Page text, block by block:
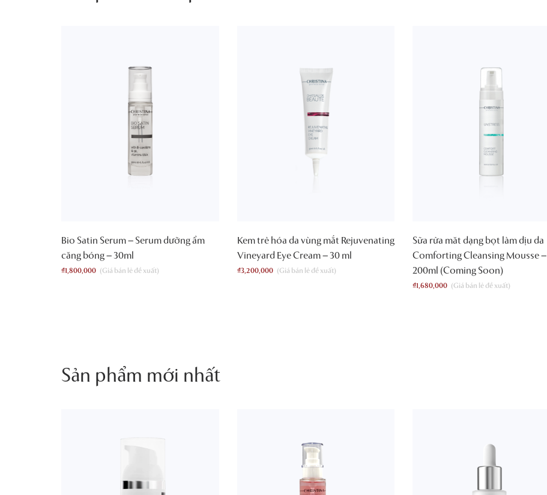
Bio Satin Serum – Serum dưỡng ẩm
căng bóng – 30ml
₫1,800,000
Kem trẻ hóa da vùng mắt Rejuvenating
Vineyard Eye Cream – 30 ml
₫3,200,000
Sữa rửa măt dạng bọt làm dịu da
Comforting Cleansing Mousse –
200ml (Coming Soon)
₫1,680,000
Sản phẩm mới nhất